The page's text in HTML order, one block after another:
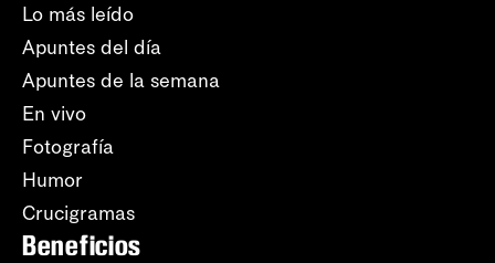
Lo más leído
Apuntes del día
Apuntes de la semana
En vivo
Fotografía
Humor
Crucigramas
Beneficios